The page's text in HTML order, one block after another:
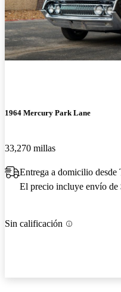
1964 Mercury Park Lane
33,270 millas
Entrega a domicilio
El precio incluye envío de
Sin calificación